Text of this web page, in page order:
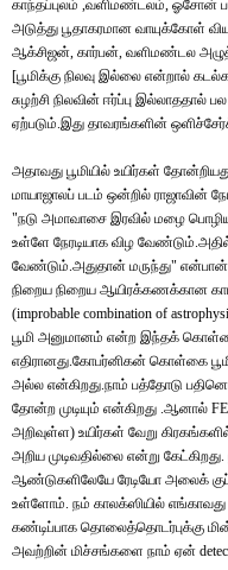
காந்தப்புலம் ,வளிமண்டலம், ஓசோன்
அடுத்து பூதாகரமான வாயுக்கோள்
ஆக்சிஜன், கார்பன், வளிமண்டல
[பூமிக்கு நிலவு இல்லை என்றால்
சுழற்சி நிலவின் ஈர்ப்பு இல்லாததால்
ஏற்படும்.இது தாவரங்களின்
அதாவது பூமியில் உயிர்கள்
மாயாஜாலப் படம் ஒன்றில் ராஜாவின்
"நடு அமாவாசை இரவில் மழை
உள்ளே நேரடியாக விழ
வேண்டும்.அதுதான் மருந்து"
நிறைய நிறைய ஆயிரக்கணக்கான
(improbable combination of
பூமி அனுமானம் என்ற இந்தக்
எதிரானது.கோபர்னிகன் கொள்கை
அல்ல என்கிறது.நாம் பத்தோடு
தோன்ற முடியும் என்கிறது .ஆனால்
அறிவுள்ள) உயிர்கள் வேறு
அறிய முடிவதில்லை என்று
ஆண்டுகளிலேயே ரேடியோ அலைக்
உள்ளோம். நம் காலக்ஸியில்
கண்டிப்பாக தொலைத்தொடர்புக்கு
அவற்றின் மிச்சங்களை நாம் ஏன்